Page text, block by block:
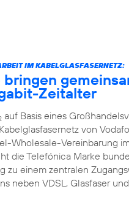
IM KABELGLASFASERNETZ:
Zeitalter
auf Basis eines
von
Wholesale-Vereinbarung
die Telefónica Marke
zu einem zentralen
neben VDSL, Glasfaser